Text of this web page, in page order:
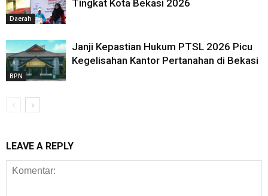
Daerah
Tingkat Kota Bekasi 2026
BPN
Janji Kepastian Hukum PTSL 2026 Picu
Kegelisahan Kantor Pertanahan di Bekasi
LEAVE A REPLY